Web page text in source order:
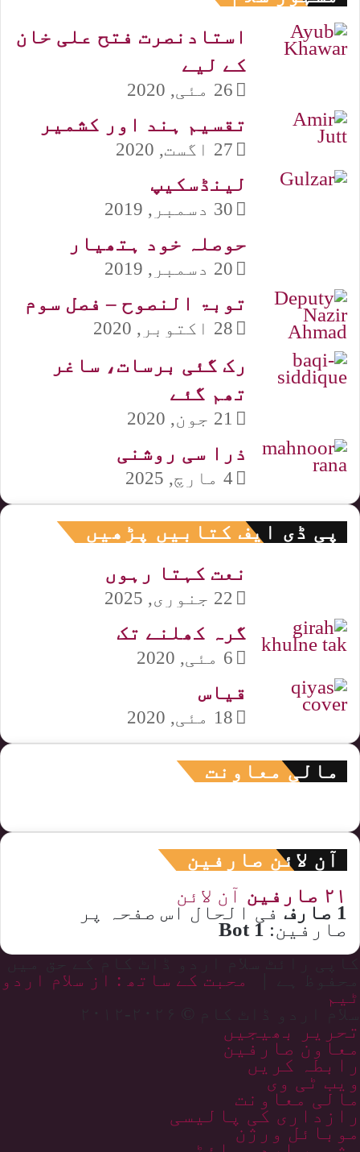
استادنصرت فتح علی خان
کے لیے
26 مئی, 2020
تقسیم ہند اور کشمیر
27 اگست, 2020
لینڈسکیپ
30 دسمبر, 2019
حوصلہ خود ہتھیار
20 دسمبر, 2019
توبۃ النصوح – فصل سوم
28 اکتوبر, 2020
رک گئی برسات، ساغر
تھم گئے
21 جون, 2020
ذرا سی روشنی
4 مارچ, 2025
پی ڈی ایف کتابیں پڑھیں
نعت کہتا رہوں
22 جنوری, 2025
گرہ کھلنے تک
6 مئی, 2020
قیاس
18 مئی, 2020
مالی معاونت
آن لائن صارفین
۲۱ صارفین آن لائن
1 صارف فی الحال اس صفحہ پر
صارفین: 1 Bot
محبت کے ساتھ : از سلام اردو
ٹیم
سلام اردو ڈاٹ کام © ۲۰۲۶-۲۰۱۲
تحریر بھیجیں
معاون صارفین
رابطہ کریں
ویب ٹی وی
مالی معاونت
رازداری کی پالیسی
موبائل ورژن